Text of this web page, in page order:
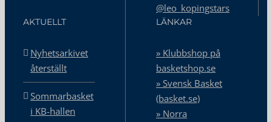
@leo_kopingstars
AKTUELLT
Nyhetsarkivet
återställt
Sommarbasket
i KB-hallen
LÄNKAR
» Klubbshop på
basketshop.se
» Svensk Basket
(basket.se)
» Norra